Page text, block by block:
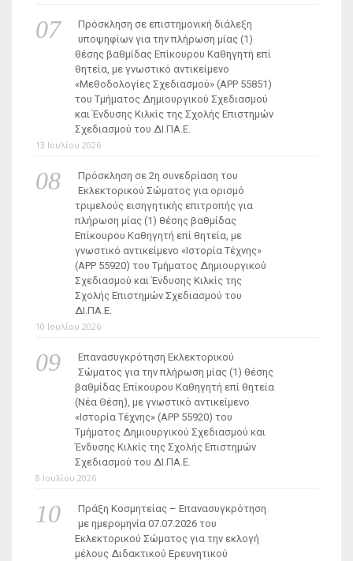
Πρόσκληση σε επιστημονική διάλεξη
υποψηφίων για την πλήρωση μίας (1)
θέσης βαθμίδας Επίκουρου Καθηγητή επί
θητεία, με γνωστικό αντικείμενο
«Μεθοδολογίες Σχεδιασμού» (ΑΡΡ 55851)
του Τμήματος Δημιουργικού Σχεδιασμού
και Ένδυσης Κιλκίς της Σχολής Επιστημών
Σχεδιασμού του ΔΙ.ΠΑ.Ε.
13 Ιουλίου 2026
Πρόσκληση σε 2η συνεδρίαση του
Εκλεκτορικού Σώματος για ορισμό
τριμελούς εισηγητικής επιτροπής για
πλήρωση μίας (1) θέσης βαθμίδας
Επίκουρου Καθηγητή επί θητεία, με
γνωστικό αντικείμενο «Ιστορία Τέχνης»
(ΑΡΡ 55920) του Τμήματος Δημιουργικού
Σχεδιασμού και Ένδυσης Κιλκίς της
Σχολής Επιστημών Σχεδιασμού του
ΔΙ.ΠΑ.Ε.
10 Ιουλίου 2026
Επανασυγκρότηση Εκλεκτορικού
Σώματος για την πλήρωση μίας (1) θέσης
βαθμίδας Επίκουρου Καθηγητή επί θητεία
(Νέα Θέση), με γνωστικό αντικείμενο
«Ιστορία Τέχνης» (ΑΡΡ 55920) του
Τμήματος Δημιουργικού Σχεδιασμού και
Ένδυσης Κιλκίς της Σχολής Επιστημών
Σχεδιασμού του ΔΙ.ΠΑ.Ε.
8 Ιουλίου 2026
Πράξη Κοσμητείας – Επανασυγκρότηση
με ημερομηνία 07.07.2026 του
Εκλεκτορικού Σώματος για την εκλογή
μέλους Διδακτικού Ερευνητικού